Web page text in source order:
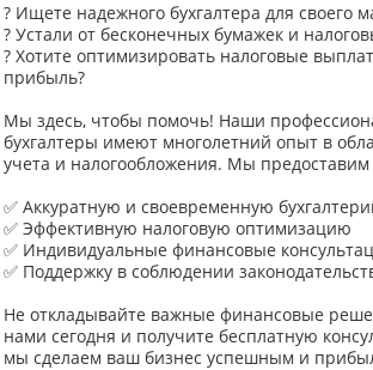
? Ищете надежного бухгалтера для своего
? Устали от бесконечных бумажек и
? Хотите оптимизировать налоговые
прибыль?
Мы здесь, чтобы помочь! Наши
бухгалтеры имеют многолетний опыт в
учета и налогообложения. Мы
✅ Аккуратную и своевременную
✅ Эффективную налоговую оптимизацию
✅ Индивидуальные финансовые
✅ Поддержку в соблюдении
Не откладывайте важные финансовые
нами сегодня и получите бесплатную
мы сделаем ваш бизнес успешным и